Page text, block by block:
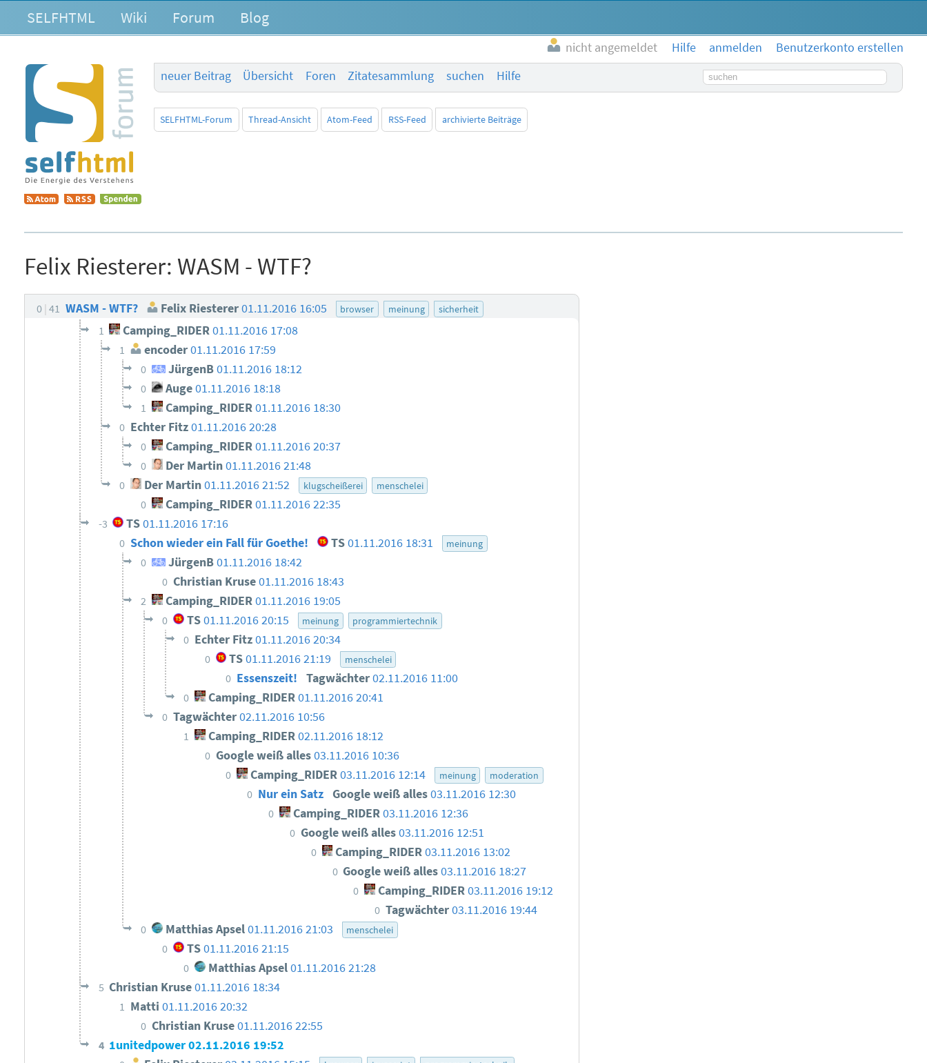
SELFHTML Wiki Forum Blog
nicht angemeldet Hilfe anmelden
Benutzerkonto erstellen
neuer Beitrag
Übersicht Foren Zitatesammlung suchen Hilfe Suchbegriff
SELFHTML-Forum Thread-Ansicht Atom-Feed RSS-Feed archivierte Beiträge
Felix Riesterer: WASM - WTF?
0 41 WASM - WTF? Felix Riesterer01.11.2016 16:05 browser meinung sicherheit
1 Camping_RIDER01.11.2016 17:08
1 encoder01.11.2016 17:59
0 JürgenB01.11.2016 18:12
0 Auge01.11.2016 18:18
1 Camping_RIDER01.11.2016 18:30
0 Echter Fitz01.11.2016 20:28
0 Camping_RIDER01.11.2016 20:37
0 Der Martin01.11.2016 21:48
0 Der Martin01.11.2016 21:52 klugscheißerei menschelei
0 Camping_RIDER01.11.2016 22:35
-3 TS01.11.2016 17:16
0 Schon wieder ein Fall für Goethe! TS01.11.2016 18:31 meinung
0 JürgenB01.11.2016 18:42
0 Christian Kruse01.11.2016 18:43
2 Camping_RIDER01.11.2016 19:05
0 TS01.11.2016 20:15 meinung programmiertechnik
0 Echter Fitz01.11.2016 20:34
0 TS01.11.2016 21:19 menschelei
0 Essenszeit! Tagwächter02.11.2016 11:00
0 Camping_RIDER 01.11.2016 20:41
0 Tagwächter02.11.2016 10:56
1 Camping_RIDER 02.11.2016 18:12
0 Google weiß alles03.11.2016 10:36
0 Camping_RIDER03.11.2016 12:14 meinung moderation
0 Nur ein Satz Google weiß alles03.11.2016 12:30
0 Camping_RIDER03.11.2016 12:36
0 Google weiß alles03.11.2016 12:51
0 Camping_RIDER 03.11.2016 13:02
0 Google weiß alles03.11.2016 18:27
0 Camping_RIDER03.11.2016 19:12
0 Tagwächter03.11.2016 19:44
0 Matthias Apsel01.11.2016 21:03 menschelei
0 TS01.11.2016 21:15
0 Matthias Apsel 01.11.2016 21:28
5 Christian Kruse01.11.2016 18:34
1 Matti01.11.2016 20:32
0 Christian Kruse01.11.2016 22:55
4 1unitedpower02.11.2016 19:52